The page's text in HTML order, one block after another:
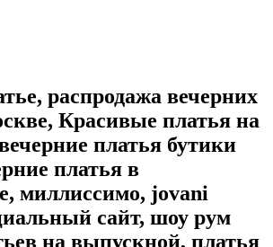
распродажа вечерних
Красивые платья на
платья бутики
платья в
миллиссимо, jovani
сайт, шоу рум
на выпускной, платья